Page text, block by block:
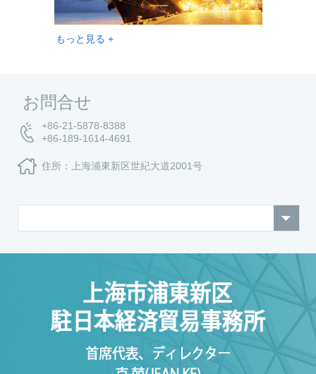
もっと見る +
お問合せ
+86-21-5878-8388
+86-189-1614-4691
住所：上海浦東新区世紀大道2001号